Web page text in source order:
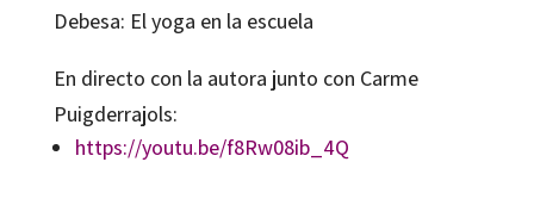
Debesa: El yoga en la escuela
En directo con la autora junto con Carme
Puigderrajols:
https://youtu.be/f8Rw08ib_4Q